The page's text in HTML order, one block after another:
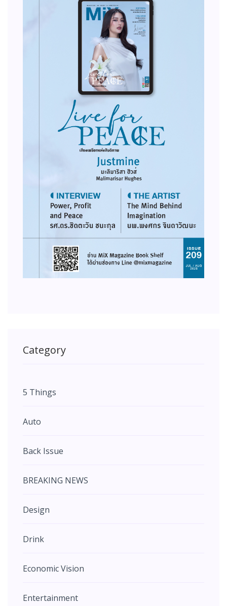
Category
5 Things
Auto
Back Issue
BREAKING NEWS
Design
Drink
Economic Vision
Entertainment